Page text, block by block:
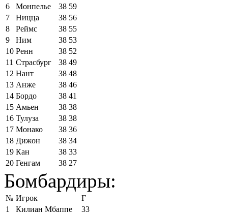
6
Монпелье 38 59
7
Ницца 38 56
8
Реймс 38 55
9
Ним 38 53
10 Ренн 38 52
11 Страсбург 38 49
12 Нант 38 48
13 Анже 38 46
14 Бордо 38 41
15 Амьен 38 38
16 Тулуза 38 38
17 Монако 38 36
18 Дижон 38 34
19 Кан 38 33
20 Генгам 38 27
Бомбардиры:
№ Игрок
Г
1
Килиан Мбаппе
33